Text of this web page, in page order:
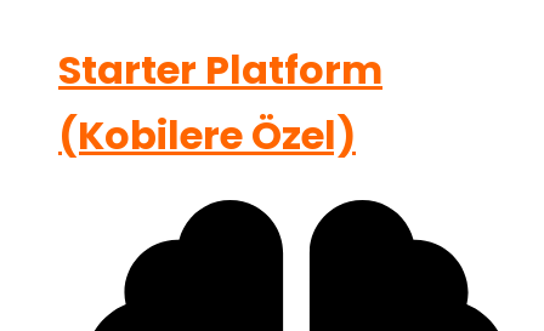
Starter Platform
(Kobilere Özel)